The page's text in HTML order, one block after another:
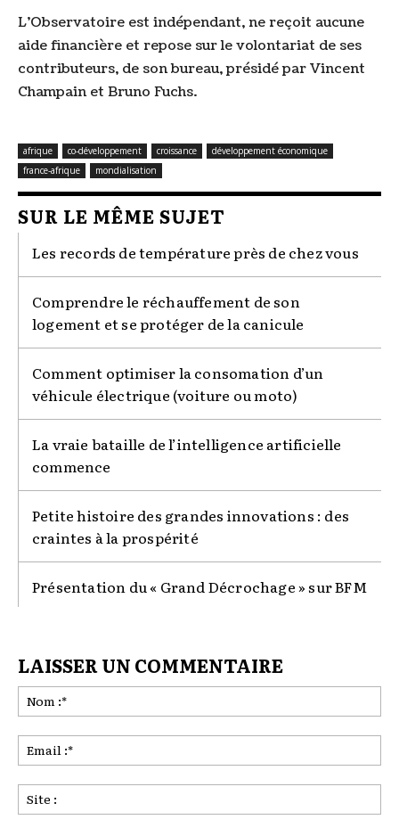
L'Observatoire est indépendant, ne reçoit aucune
aide financière et repose sur le volontariat de ses
contributeurs, de son bureau, présidé par Vincent
Champain et Bruno Fuchs.
afrique co-développement croissance
développement économique
france-afrique
mondialisation
SUR LE MÊME SUJET
Les records de température près de chez vous
Comprendre le réchauffement de son
logement et se protéger de la canicule
Comment optimiser la consomation d’un
véhicule électrique (voiture ou moto)
La vraie bataille de l’intelligence artificielle
commence
Petite histoire des grandes innovations : des
craintes à la prospérité
Présentation du « Grand Décrochage » sur BFM
LAISSER UN COMMENTAIRE
:*
:*
: